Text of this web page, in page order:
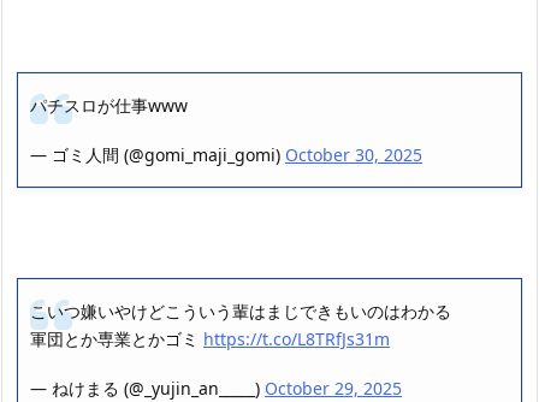
パチスロが仕事www
— ゴミ人間 (@gomi_maji_gomi) October 30, 2025
こいつ嫌いやけどこういう輩はまじできもいのはわかる
軍団とか専業とかゴミ https://t.co/L8TRfJs31m
— ねけまる (@_yujin_an_____) October 29, 2025